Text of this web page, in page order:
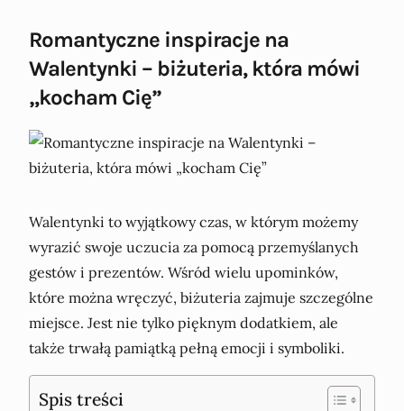
Romantyczne inspiracje na
Walentynki – biżuteria, która mówi
„kocham Cię”
Walentynki to wyjątkowy czas, w którym możemy
wyrazić swoje uczucia za pomocą przemyślanych
gestów i prezentów. Wśród wielu upominków,
które można wręczyć, biżuteria zajmuje szczególne
miejsce. Jest nie tylko pięknym dodatkiem, ale
także trwałą pamiątką pełną emocji i symboliki.
Spis treści